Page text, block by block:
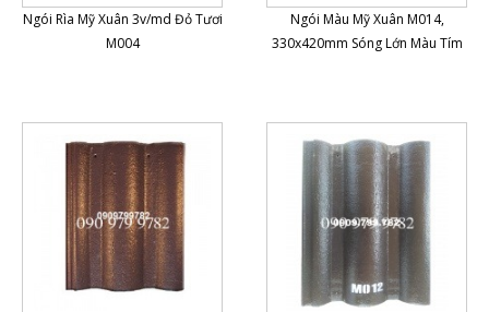
Ngói Rìa Mỹ Xuân 3v/md Đỏ Tươi
M004
Ngói Màu Mỹ Xuân M014,
330x420mm Sóng Lớn Màu Tím